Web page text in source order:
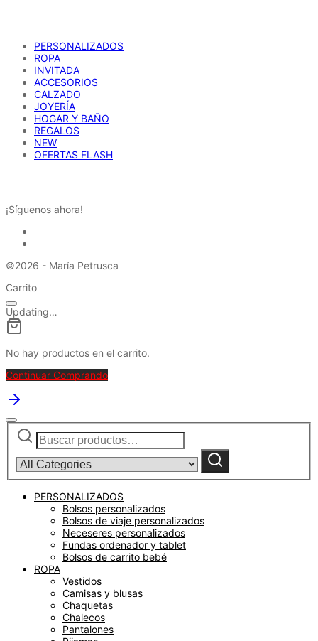
PERSONALIZADOS
ROPA
INVITADA
ACCESORIOS
CALZADO
JOYERÍA
HOGAR Y BAÑO
REGALOS
NEW
OFERTAS FLASH
¡Síguenos ahora!
©2026 - María Petrusca
Carrito
Updating…
No hay productos en el carrito.
Continuar Comprando
Buscar
por:
category:
Buscar
PERSONALIZADOS
Bolsos personalizados
Bolsos de viaje personalizados
Neceseres personalizados
Fundas ordenador y tablet
Bolsos de carrito bebé
ROPA
Vestidos
Camisas y blusas
Chaquetas
Chalecos
Pantalones